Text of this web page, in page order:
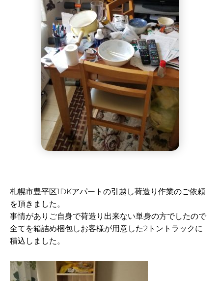
札幌市豊平区1DKアパートの引越し荷造り作業のご依頼
を頂きました。
事情がありご自身で荷造り出来ない単身の方でしたので
全てを箱詰め梱包しお客様が用意した2トントラックに
積込しました。